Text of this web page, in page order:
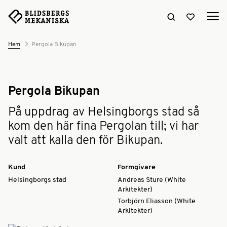
Sök hemsidan
Visa
Hem Pergola Bikupan
Pergola Bikupan
På uppdrag av Helsingborgs stad så
kom den här fina Pergolan till; vi har
valt att kalla den för Bikupan.
Kund
Helsingborgs stad
Formgivare
Andreas Sture (White
Arkitekter)
Torbjörn Eliasson (White
Arkitekter)